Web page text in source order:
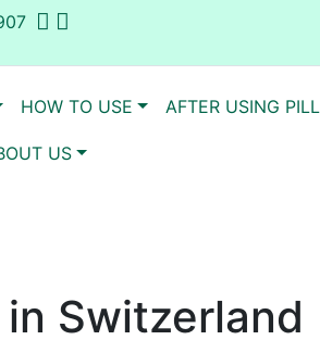
HOW TO USE AFTER USING PILL
US
Switzerland